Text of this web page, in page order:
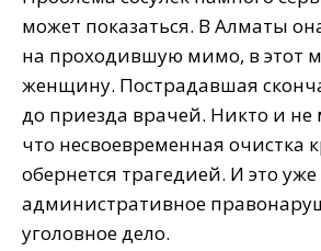
может показаться. В Алматы
на проходившую мимо, в этот
женщину. Пострадавшая
до приезда врачей. Никто и не
что несвоевременная очистка
обернется трагедией. И это уже
административное
уголовное дело.